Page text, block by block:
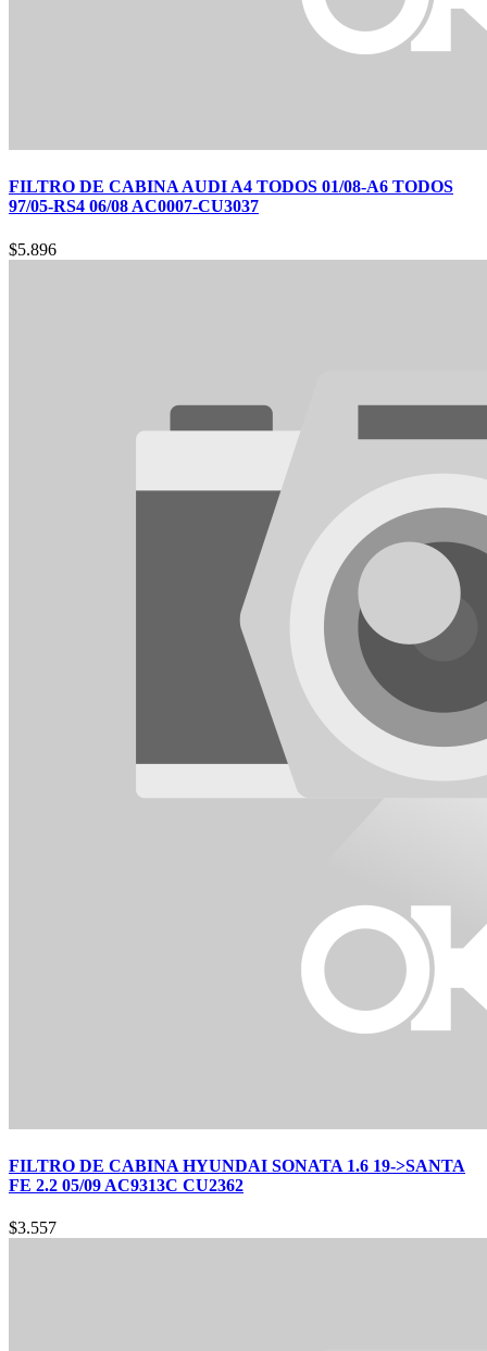
FILTRO DE CABINA AUDI A4 TODOS 01/08-A6 TODOS
97/05-RS4 06/08 AC0007-CU3037
$5.896
FILTRO DE CABINA HYUNDAI SONATA 1.6 19->SANTA
FE 2.2 05/09 AC9313C CU2362
$3.557